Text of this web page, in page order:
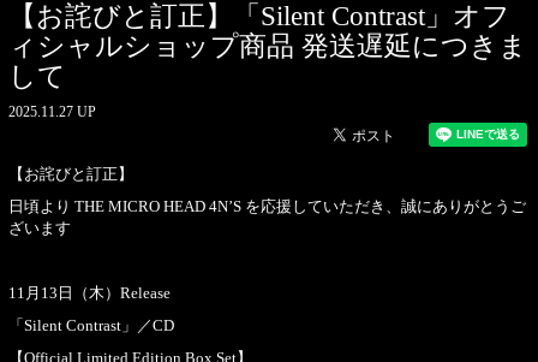
【お詫びと訂正】「Silent Contrast」オフ
ィシャルショップ商品 発送遅延につきま
して
2025.11.27 UP
【お詫びと訂正】
日頃より THE MICRO HEAD 4N’S を応援していただき、誠にありがとうご
ざいます
11月13日（木）Release
「Silent Contrast」／CD
【Official Limited Edition Box Set】